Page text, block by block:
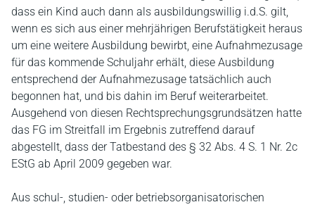
dass ein Kind auch dann als ausbildungswillig i.d.S. gilt,
wenn es sich aus einer mehrjährigen Berufstätigkeit heraus
um eine weitere Ausbildung bewirbt, eine Aufnahmezusage
für das kommende Schuljahr erhält, diese Ausbildung
entsprechend der Aufnahmezusage tatsächlich auch
begonnen hat, und bis dahin im Beruf weiterarbeitet.
Ausgehend von diesen Rechtsprechungsgrundsätzen hatte
das FG im Streitfall im Ergebnis zutreffend darauf
abgestellt, dass der Tatbestand des § 32 Abs. 4 S. 1 Nr. 2c
EStG ab April 2009 gegeben war.
Aus schul-, studien- oder betriebsorganisatorischen